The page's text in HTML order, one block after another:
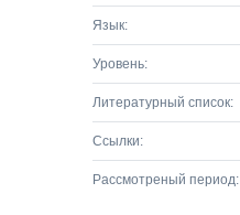
Язык:
Уровень:
Литературный список:
Ссылки:
Рассмотреный период: